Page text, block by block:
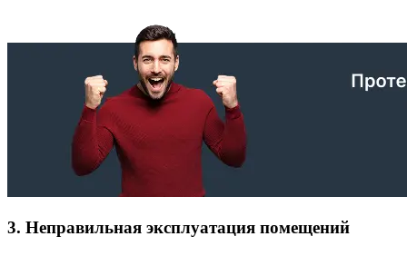
3. Неправильная эксплуатация помещений